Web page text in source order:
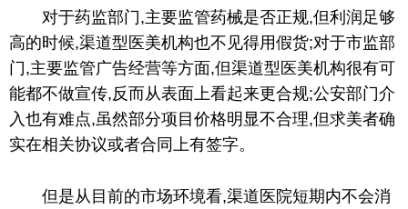
对于药监部门,主要监管药械是否正规,但利润足够
高的时候,渠道型医美机构也不见得用假货;对于市监部
门,主要监管广告经营等方面,但渠道型医美机构很有可
能都不做宣传,反而从表面上看起来更合规;公安部门介
入也有难点,虽然部分项目价格明显不合理,但求美者确
实在相关协议或者合同上有签字。
但是从目前的市场环境看,渠道医院短期内不会消